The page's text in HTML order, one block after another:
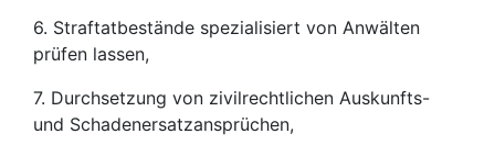
6. Straftatbestände spezialisiert von Anwälten
prüfen lassen,
7. Durchsetzung von zivilrechtlichen Auskunfts-
und Schadenersatzansprüchen,